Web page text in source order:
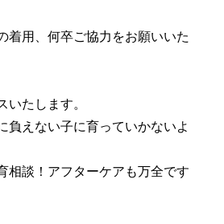
着用、何卒ご協力をお願いいた
たします。
えない子に育っていかないよ
相談！アフターケアも万全です